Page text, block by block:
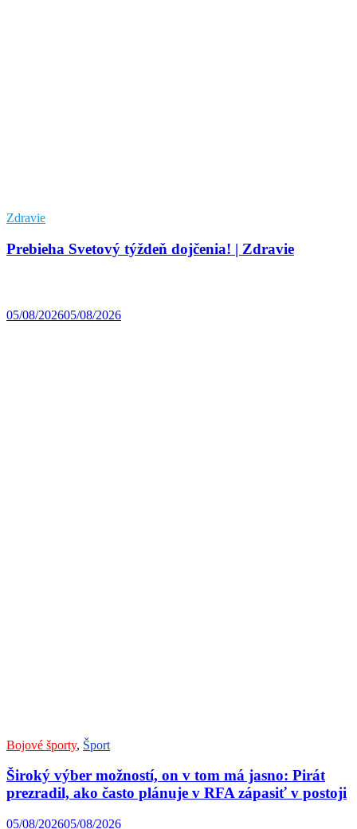
Zdravie
Prebieha Svetový týždeň dojčenia! | Zdravie
05/08/202605/08/2026
Bojové športy, Šport
Široký výber možností, on v tom má jasno: Pirát
prezradil, ako často plánuje v RFA zápasiť v postoji
05/08/202605/08/2026